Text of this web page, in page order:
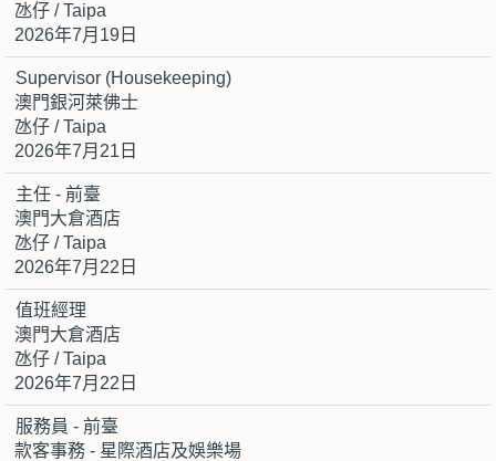
氹仔 / Taipa
2026年7月19日
Supervisor (Housekeeping)
澳門銀河萊佛士
氹仔 / Taipa
2026年7月21日
主任 - 前臺
澳門大倉酒店
氹仔 / Taipa
2026年7月22日
值班經理
澳門大倉酒店
氹仔 / Taipa
2026年7月22日
服務員 - 前臺
款客事務 - 星際酒店及娛樂場